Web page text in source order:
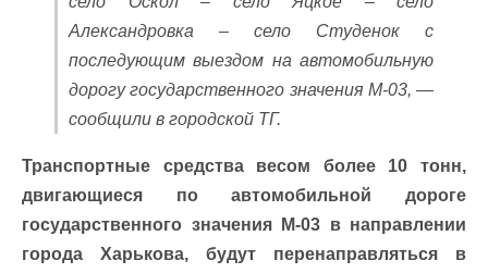
Александровка – село Студенок с
последующим выездом на автомобильную
дорогу государственного значения М-03, —
сообщили в городской ТГ.
Транспортные средства весом более 10 тонн,
двигающиеся по автомобильной дороге
государственного значения М-03 в направлении
города Харькова, будут перенаправляться в